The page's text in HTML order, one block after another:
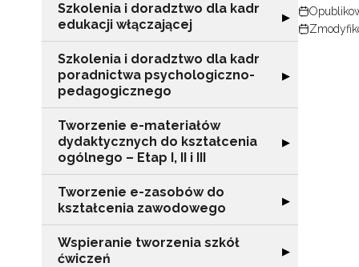
Szkolenia i doradztwo dla kadr
edukacji włączającej
Rozwiń sekcję
▶
Szkolenia i doradztwo dla kadr
poradnictwa psychologiczno-
pedagogicznego
Rozwiń sekcję
▶
Tworzenie e-materiałów
dydaktycznych do kształcenia
ogólnego – Etap I, II i III
Rozwiń sekcję
▶
Tworzenie e-zasobów do
kształcenia zawodowego
Rozwiń sekcję
▶
Wspieranie tworzenia szkół
ćwiczeń
Rozwiń sekcję
▶